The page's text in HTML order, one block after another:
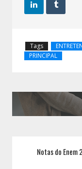
 
Tags
PRINCIPAL
Notas do Enem